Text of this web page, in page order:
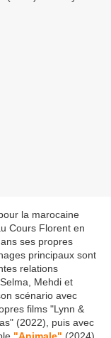
la marocaine
Cours Florent en
ses propres
principaux sont
relations
Mehdi et
scénario avec
films "Lynn &
(2022), puis avec